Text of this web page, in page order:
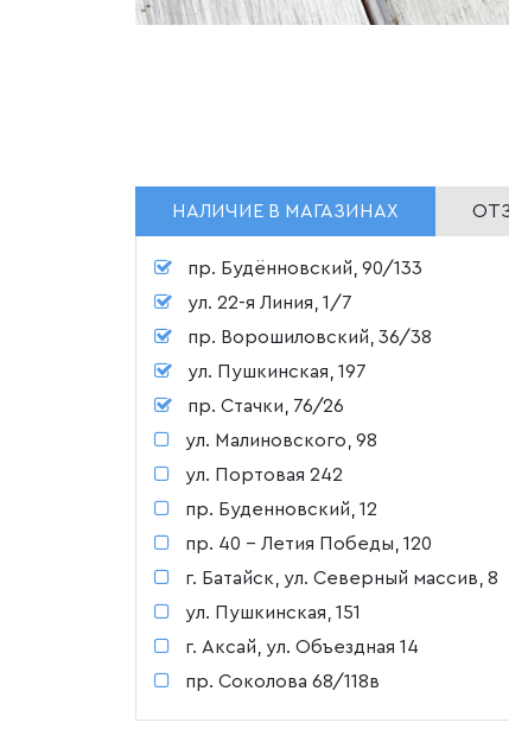
НАЛИЧИЕ В МАГАЗИНАХ
пр. Будённовский, 90/133
ул. 22-я Линия, 1/7
пр. Ворошиловский, 36/38
ул. Пушкинская, 197
пр. Стачки, 76/26
ул. Малиновского, 98
ул. Портовая 242
пр. Буденновский, 12
пр. 40 - Летия Победы, 120
г. Батайск, ул. Северный массив, 8
ул. Пушкинская, 151
г. Аксай, ул. Объездная 14
пр. Соколова 68/118в